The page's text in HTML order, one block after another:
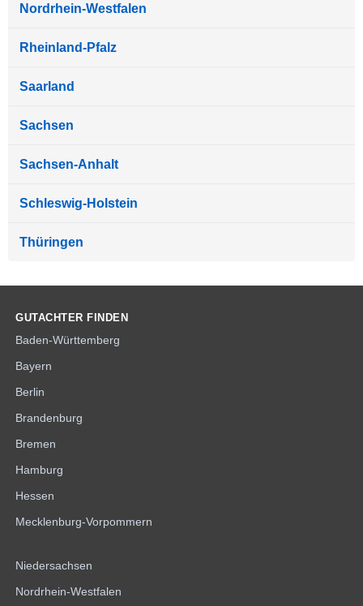
Nordrhein-Westfalen
Rheinland-Pfalz
Saarland
Sachsen
Sachsen-Anhalt
Schleswig-Holstein
Thüringen
GUTACHTER FINDEN
Baden-Württemberg
Bayern
Berlin
Brandenburg
Bremen
Hamburg
Hessen
Mecklenburg-Vorpommern
Niedersachsen
Nordrhein-Westfalen